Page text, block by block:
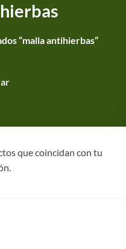
“malla antihierbas”
que coincidan con tu